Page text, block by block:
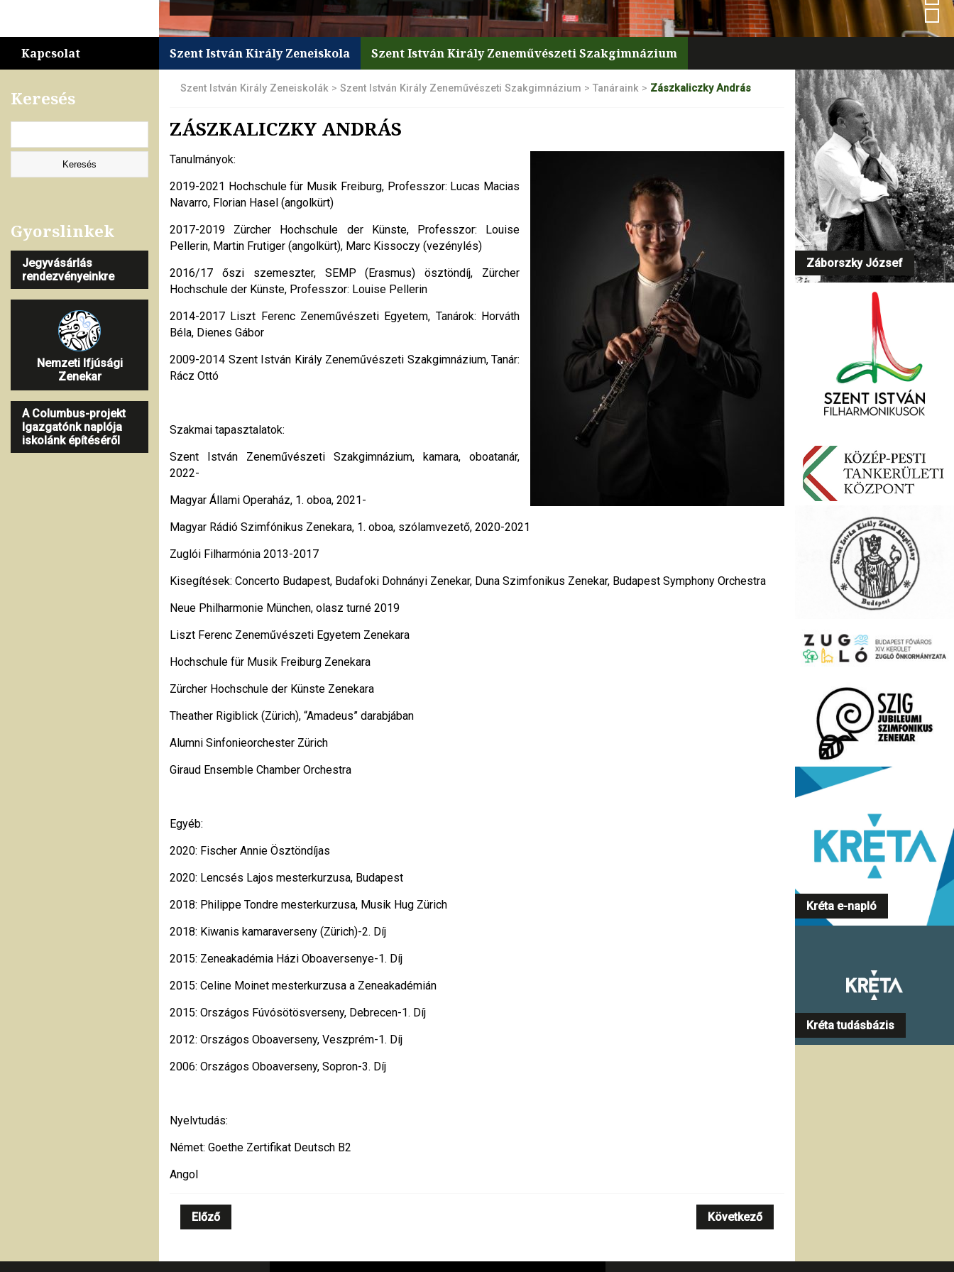
Kapcsolat Szent István Király Zeneiskola Szent István Király Zeneművészeti Szakgimnázium
Szent István Király Zeneiskolák > Szent István Király Zeneművészeti Szakgimnázium > Tanáraink > Zászkaliczky András
ZÁSZKALICZKY ANDRÁS
Tanulmányok:
2019-2021 Hochschule für Musik Freiburg, Professzor: Lucas Macias
Navarro, Florian Hasel (angolkürt)
2017-2019 Zürcher Hochschule der Künste, Professzor: Louise
Pellerin, Martin Frutiger (angolkürt), Marc Kissoczy (vezénylés)
2016/17 őszi szemeszter, SEMP (Erasmus) ösztöndíj, Zürcher
Hochschule der Künste, Professzor: Louise Pellerin
2014-2017 Liszt Ferenc Zeneművészeti Egyetem, Tanárok: Horváth
Béla, Dienes Gábor
2009-2014 Szent István Király Zeneművészeti Szakgimnázium, Tanár:
Rácz Ottó
Szakmai tapasztalatok:
Szent István Zeneművészeti Szakgimnázium, kamara, oboatanár,
2022-
Magyar Állami Operaház, 1. oboa, 2021-
Magyar Rádió Szimfónikus Zenekara, 1. oboa, szólamvezető, 2020-2021
Zuglói Filharmónia 2013-2017
Kisegítések: Concerto Budapest, Budafoki Dohnányi Zenekar, Duna Szimfonikus Zenekar, Budapest Symphony Orchestra
Neue Philharmonie München, olasz turné 2019
Liszt Ferenc Zeneművészeti Egyetem Zenekara
Hochschule für Musik Freiburg Zenekara
Zürcher Hochschule der Künste Zenekara
Theather Rigiblick (Zürich), “Amadeus” darabjában
Alumni Sinfonieorchester Zürich
Giraud Ensemble Chamber Orchestra
Egyéb:
2020: Fischer Annie Ösztöndíjas
2020: Lencsés Lajos mesterkurzusa, Budapest
2018: Philippe Tondre mesterkurzusa, Musik Hug Zürich
2018: Kiwanis kamaraverseny (Zürich)-2. Díj
2015: Zeneakadémia Házi Oboaversenye-1. Díj
2015: Celine Moinet mesterkurzusa a Zeneakadémián
2015: Országos Fúvósötösverseny, Debrecen-1. Díj
2012: Országos Oboaverseny, Veszprém-1. Díj
2006: Országos Oboaverseny, Sopron-3. Díj
Nyelvtudás:
Német: Goethe Zertifikat Deutsch B2
Angol
Előző Következő
Keresés
Gyorslinkek
Jegyvásárlás
rendezvényeinkre
Nemzeti Ifjúsági
Zenekar
A Columbus-projekt
Igazgatónk naplója
iskolánk építéséről
Záborszky József
Kréta e-napló
Kréta tudásbázis